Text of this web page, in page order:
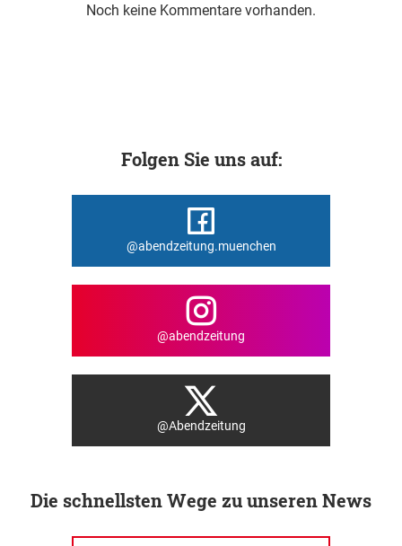
Noch keine Kommentare vorhanden.
Folgen Sie uns auf:
@abendzeitung.muenchen
@abendzeitung
@Abendzeitung
Die schnellsten Wege zu unseren News